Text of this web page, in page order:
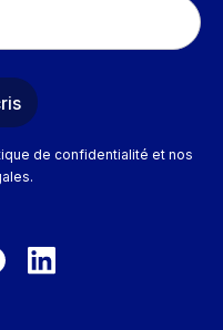
de confidentialité et nos